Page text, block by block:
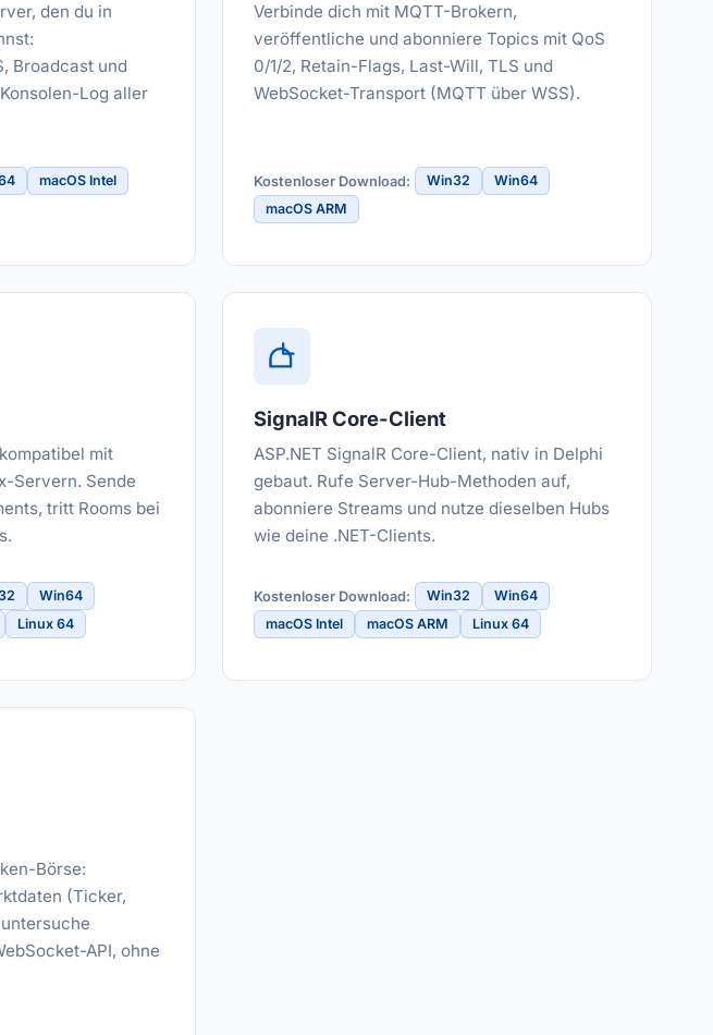
den du in
Broadcast und
Log aller
macOS Intel
Verbinde dich mit MQTT-Brokern,
veröffentliche und abonniere Topics mit QoS
0/1/2, Retain-Flags, Last-Will, TLS und
WebSocket-Transport (MQTT über WSS).
Kostenloser Download: Win32
Win64
macOS ARM
mit
Servern. Sende
tritt Rooms bei
Win64
Linux 64
SignalR Core-Client
ASP.NET SignalR Core-Client, nativ in Delphi
gebaut. Rufe Server-Hub-Methoden auf,
abonniere Streams und nutze dieselben Hubs
wie deine .NET-Clients.
Kostenloser Download: Win32
Win64
macOS Intel
macOS ARM Linux 64
Börse:
(Ticker,
API, ohne